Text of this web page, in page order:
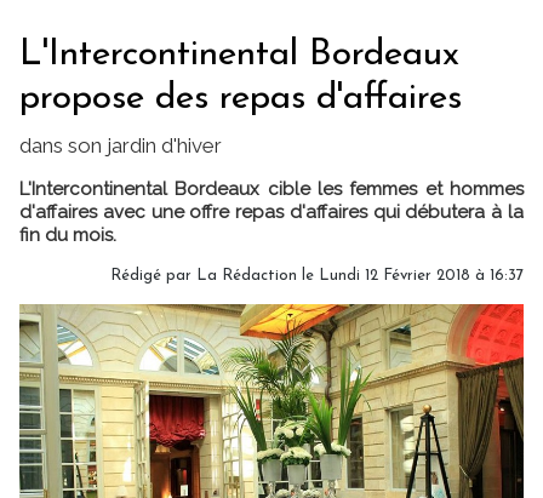
L'Intercontinental Bordeaux
propose des repas d'affaires
dans son jardin d'hiver
L'Intercontinental Bordeaux cible les femmes et hommes
d'affaires avec une offre repas d'affaires qui débutera à la
fin du mois.
Rédigé par La Rédaction le Lundi 12 Février 2018 à 16:37